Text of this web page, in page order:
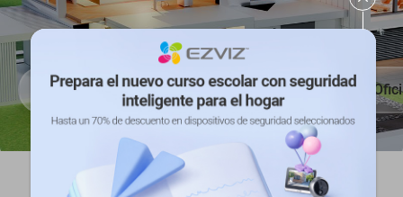
Hogar
Sala de
estar
Cocina